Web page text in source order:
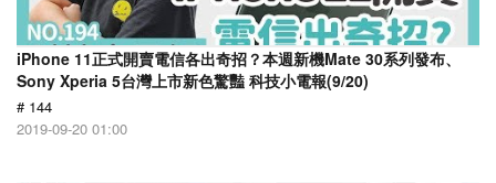
iPhone 11正式開賣電信各出奇招？本週新機Mate 30系列發布、
Sony Xperia 5台灣上市新色驚豔 科技小電報(9/20)
# 144
2019-09-20 01:00